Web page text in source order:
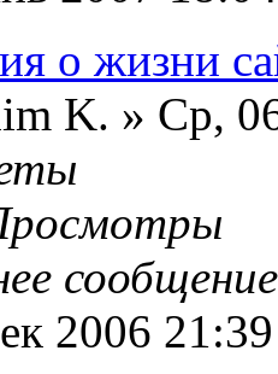
о жизни
K. » Ср,
2006 21:39